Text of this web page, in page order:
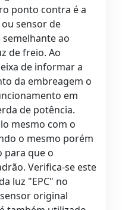
ponto contra é a
sensor de
ao
de freio. Ao
de informar a
da embreagem o
em
de potência.
mesmo com o
o mesmo porém
para que o
Verifica-se este
luz "EPC" no
original